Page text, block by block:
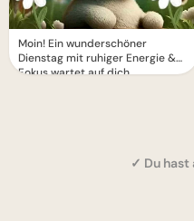
Moin! Ein wunderschöner
Dienstag mit ruhiger Energie &
Fokus wartet auf dich
✓ Du hast